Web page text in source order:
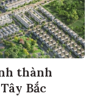
thành
Bắc